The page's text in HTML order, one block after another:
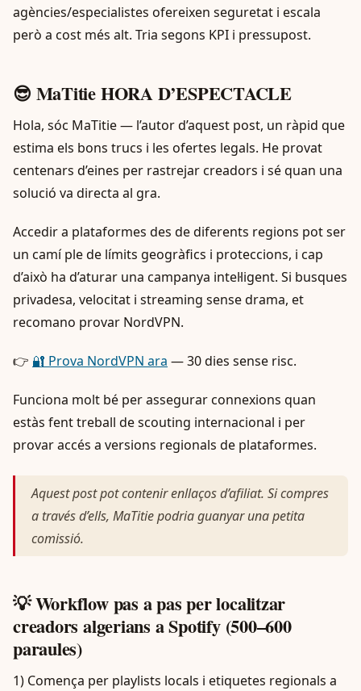
agències/especialistes ofereixen seguretat i escala
però a cost més alt. Tria segons KPI i pressupost.
😎 MaTitie HORA D’ESPECTACLE
Hola, sóc MaTitie — l’autor d’aquest post, un ràpid que
estima els bons trucs i les ofertes legals. He provat
centenars d’eines per rastrejar creadors i sé quan una
solució va directa al gra.
Accedir a plataformes des de diferents regions pot ser
un camí ple de límits geogràfics i proteccions, i cap
d’això ha d’aturar una campanya intel·ligent. Si busques
privadesa, velocitat i streaming sense drama, et
recomano provar NordVPN.
👉 🔐 Prova NordVPN ara — 30 dies sense risc.
Funciona molt bé per assegurar connexions quan
estàs fent treball de scouting internacional i per
provar accés a versions regionals de plataformes.
Aquest post pot contenir enllaços d’afiliat. Si compres
a través d’ells, MaTitie podria guanyar una petita
comissió.
💡 Workflow pas a pas per localitzar
creadors algerians a Spotify (500–600
paraules)
1) Comença per playlists locals i etiquetes regionals a